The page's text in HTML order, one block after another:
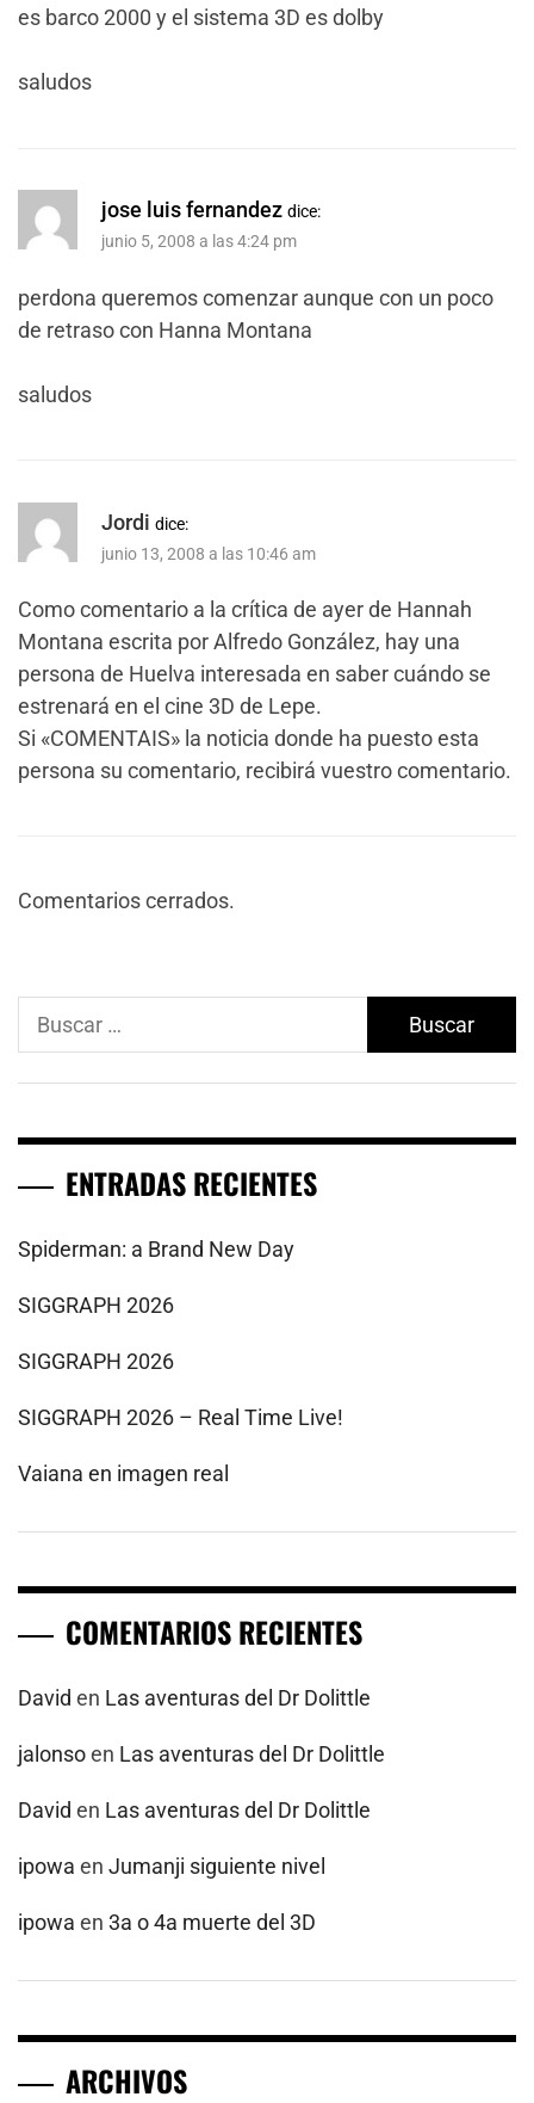
es barco 2000 y el sistema 3D es dolby
saludos
jose luis fernandez dice:
junio 5, 2008 a las 4:24 pm
perdona queremos comenzar aunque con un poco
de retraso con Hanna Montana
saludos
Jordi dice:
junio 13, 2008 a las 10:46 am
Como comentario a la crítica de ayer de Hannah
Montana escrita por Alfredo González, hay una
persona de Huelva interesada en saber cuándo se
estrenará en el cine 3D de Lepe.
Si «COMENTAIS» la noticia donde ha puesto esta
persona su comentario, recibirá vuestro comentario.
Comentarios cerrados.
Buscar:
ENTRADAS RECIENTES
Spiderman: a Brand New Day
SIGGRAPH 2026
SIGGRAPH 2026
SIGGRAPH 2026 – Real Time Live!
Vaiana en imagen real
COMENTARIOS RECIENTES
David en Las aventuras del Dr Dolittle
jalonsoen Las aventuras del Dr Dolittle
David en Las aventuras del Dr Dolittle
ipowa en Jumanji siguiente nivel
ipowa en 3a o 4a muerte del 3D
ARCHIVOS